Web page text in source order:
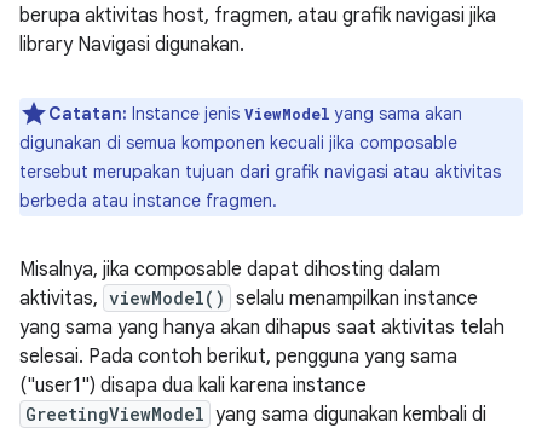
berupa aktivitas host, fragmen, atau grafik navigasi jika
library Navigasi digunakan.
Catatan: Instance jenis ViewModel yang sama akan
digunakan di semua komponen kecuali jika composable
tersebut merupakan tujuan dari grafik navigasi atau aktivitas
berbeda atau instance fragmen.
Misalnya, jika composable dapat dihosting dalam
aktivitas, viewModel() selalu menampilkan instance
yang sama yang hanya akan dihapus saat aktivitas telah
selesai. Pada contoh berikut, pengguna yang sama
("user1") disapa dua kali karena instance
GreetingViewModel yang sama digunakan kembali di